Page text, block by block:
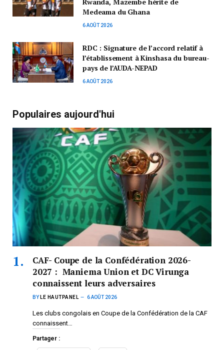
Medeama du Ghana
6 AOÛT 2026
RDC : Signature de l’accord relatif à
l’établissement à Kinshasa du bureau-
pays de l’AUDA-NEPAD
6 AOÛT 2026
Populaires aujourd'hui
CAF- Coupe de la Confédération 2026-
2027 : Maniema Union et DC Virunga
connaissent leurs adversaires
BY LE HAUTPANEL 6 AOÛT 2026
Les clubs congolais en Coupe de la Confédération de la CAF
connaissent…
Partager :